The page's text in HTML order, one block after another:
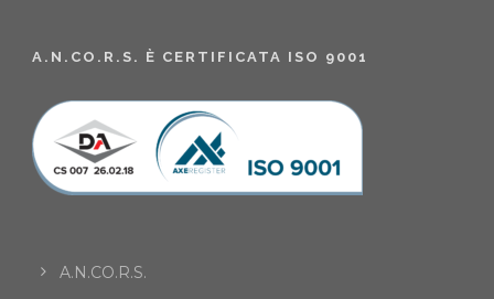
A.N.CO.R.S. È CERTIFICATA ISO 9001
A.N.CO.R.S.